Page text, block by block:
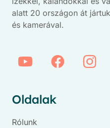
alatt 20 országon át
és kamerával.
Oldalak
Rólunk